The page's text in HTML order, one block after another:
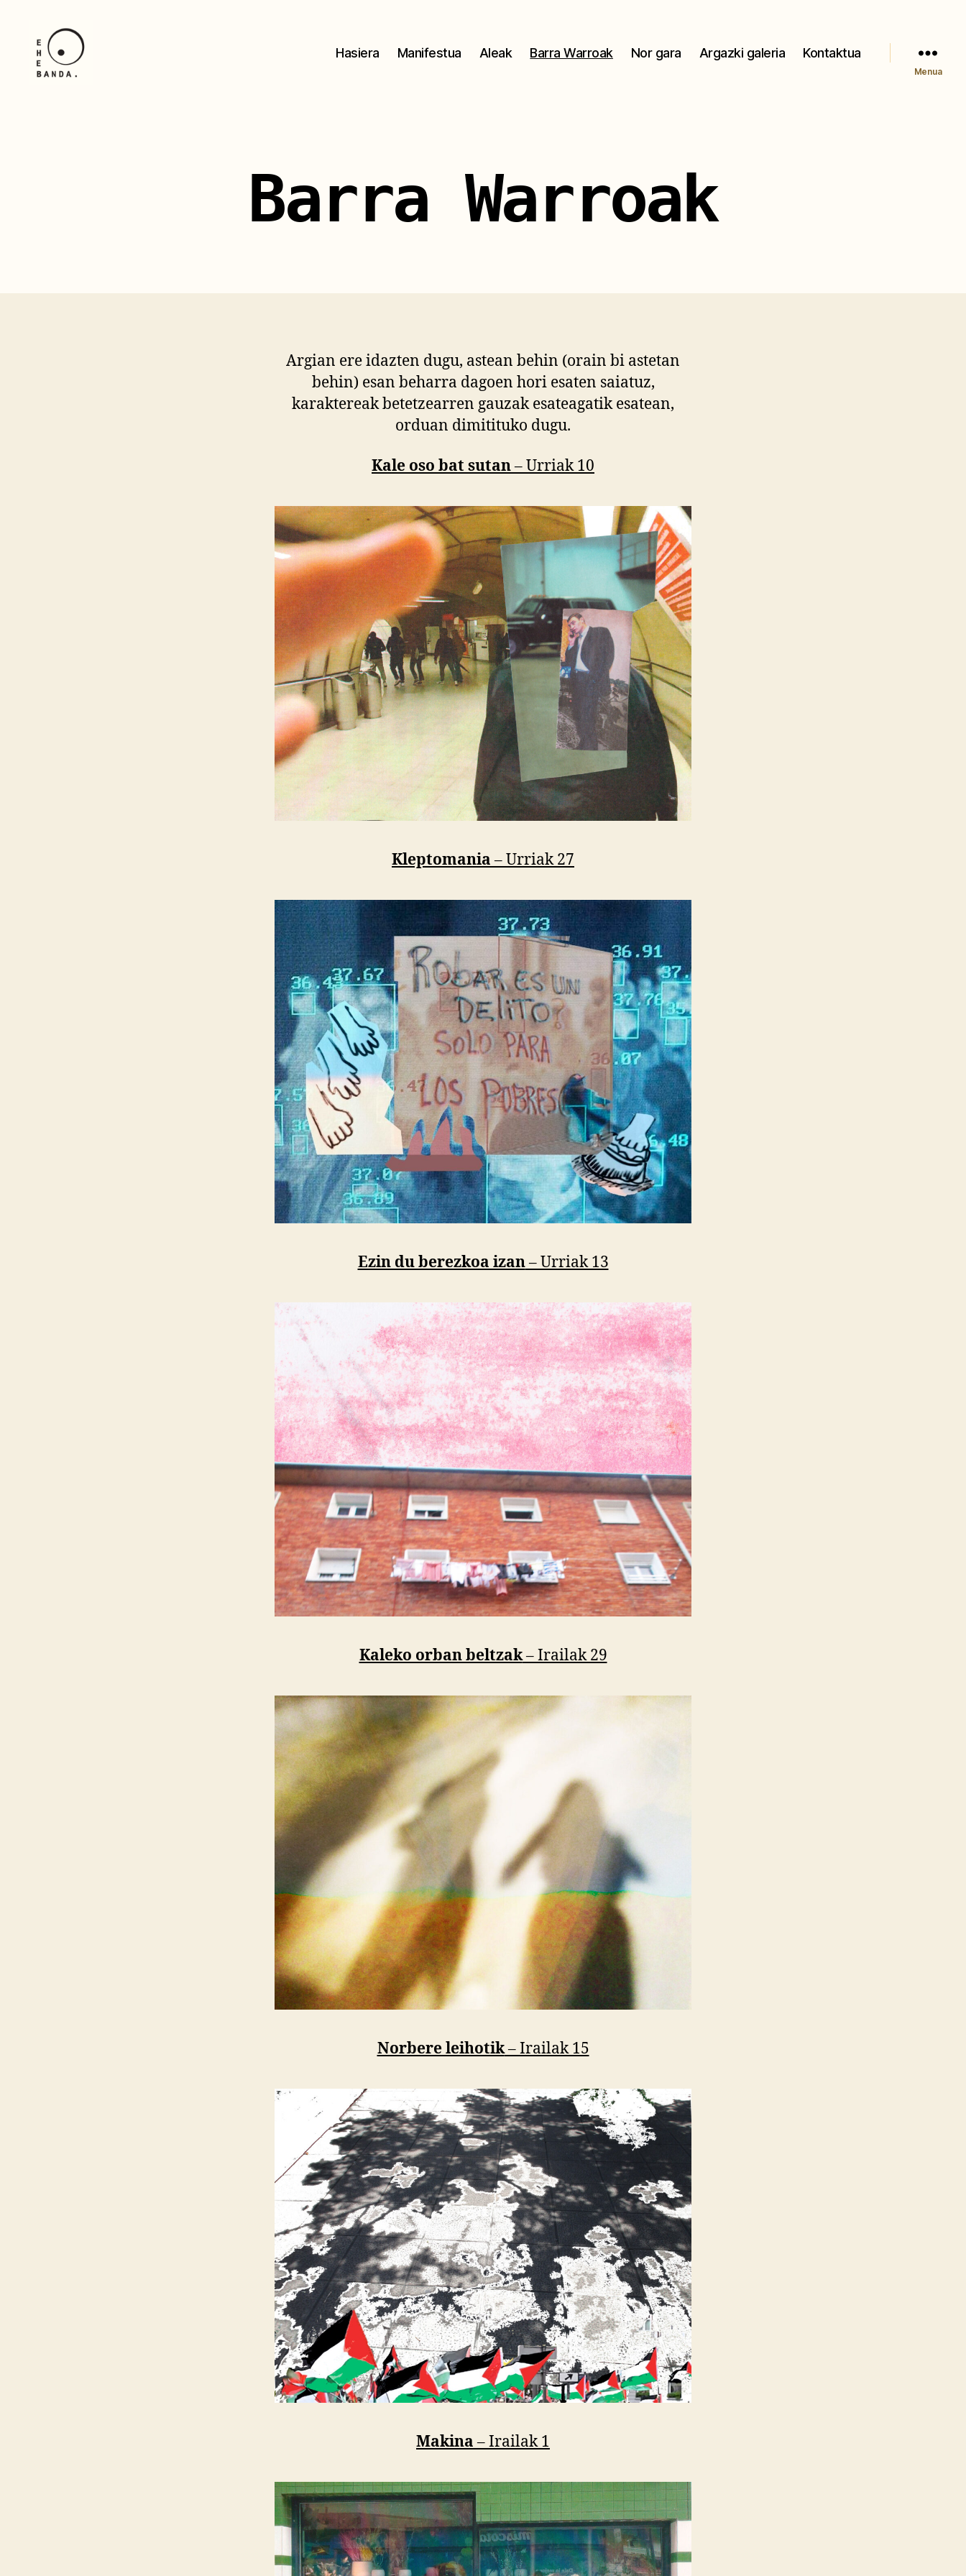
Hasiera Manifestua Aleak Barra Warroak Nor gara Argazki galeria Kontaktua
Menua
Barra Warroak
Argian ere idazten dugu, astean behin (orain bi astetan
behin) esan beharra dagoen hori esaten saiatuz,
karaktereak betetzearren gauzak esateagatik esatean,
orduan dimitituko dugu.
Kale oso bat sutan– Urriak 10
Kleptomania– Urriak 27
Ezin du berezkoa izan– Urriak 13
Kaleko orban beltzak– Irailak 29
Norbere leihotik– Irailak 15
Makina– Irailak 1